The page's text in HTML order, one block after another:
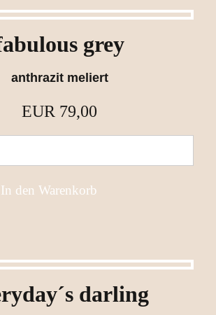
grey
anthrazit meliert
EUR 79,00
darling